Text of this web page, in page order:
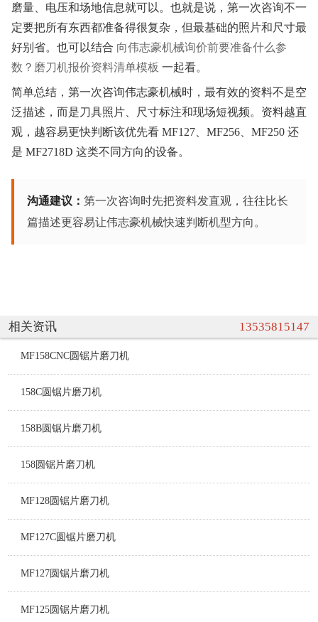
磨量、电压和场地信息就可以。也就是说，第一次咨询不一
定要把所有东西都准备得很复杂，但最基础的照片和尺寸最
好别省。也可以结合 向伟志豪机械询价前要准备什么参
数？磨刀机报价资料清单模板 一起看。
简单总结，第一次咨询伟志豪机械时，最有效的资料不是空
泛描述，而是刀具照片、尺寸标注和现场短视频。资料越直
观，越容易更快判断该优先看 MF127、MF256、MF250 还
是 MF2718D 这类不同方向的设备。
沟通建议： 第一次咨询时先把资料发直观，往往比长
篇描述更容易让伟志豪机械快速判断机型方向。
相关资讯 13535815147
MF158CNC圆锯片磨刀机
158C圆锯片磨刀机
158B圆锯片磨刀机
158圆锯片磨刀机
MF128圆锯片磨刀机
MF127C圆锯片磨刀机
MF127圆锯片磨刀机
MF125圆锯片磨刀机